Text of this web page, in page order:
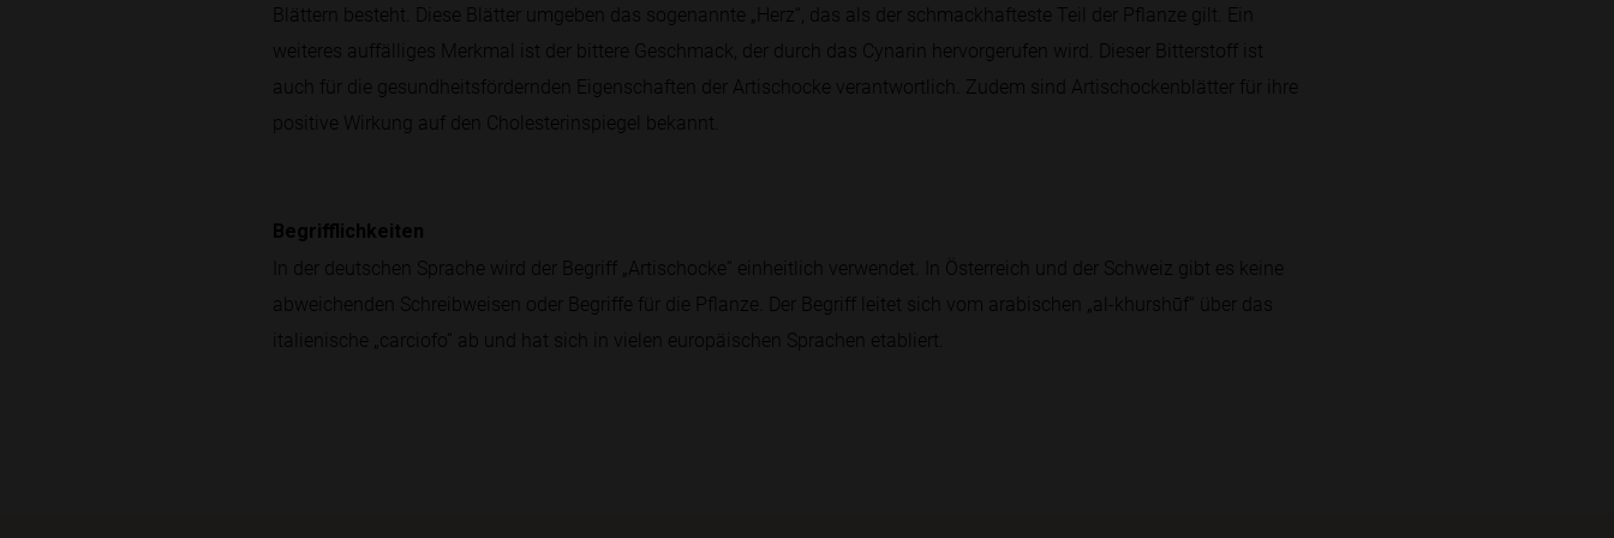
Blättern besteht. Diese Blätter umgeben das sogenannte „Herz“, das als der schmackhafteste Teil der Pflanze gilt. Ein
weiteres auffälliges Merkmal ist der bittere Geschmack, der durch das Cynarin hervorgerufen wird. Dieser Bitterstoff ist
auch für die gesundheitsfördernden Eigenschaften der Artischocke verantwortlich. Zudem sind Artischockenblätter für ihre
positive Wirkung auf den Cholesterinspiegel bekannt.
Begrifflichkeiten
In der deutschen Sprache wird der Begriff „Artischocke“ einheitlich verwendet. In Österreich und der Schweiz gibt es keine
abweichenden Schreibweisen oder Begriffe für die Pflanze. Der Begriff leitet sich vom arabischen „al-khurshūf“ über das
italienische „carciofo“ ab und hat sich in vielen europäischen Sprachen etabliert.